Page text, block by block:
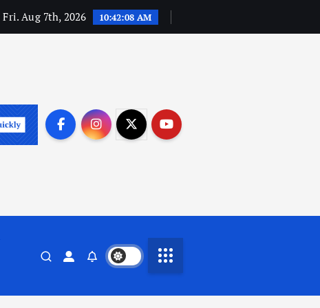
Fri. Aug 7th, 2026 10:42:09 AM